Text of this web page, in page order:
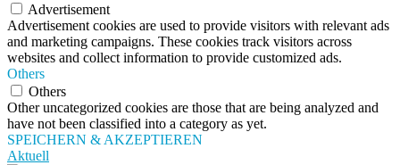
Advertisement
Advertisement cookies are used to provide visitors with relevant ads
and marketing campaigns. These cookies track visitors across
websites and collect information to provide customized ads.
Others
Others
Other uncategorized cookies are those that are being analyzed and
have not been classified into a category as yet.
SPEICHERN & AKZEPTIEREN
Aktuell